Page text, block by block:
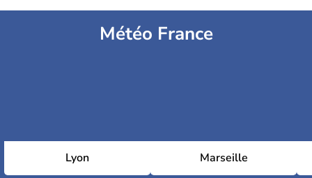
Météo France
Lyon Marseille